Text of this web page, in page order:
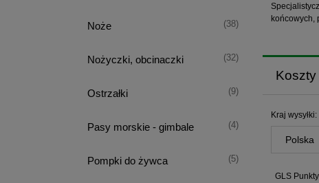
Noże (38)
Nożyczki, obcinaczki (32)
Ostrzałki (9)
Pasy morskie - gimbale (4)
Pompki do żywca (5)
końcowych,
Kraj wysyłki:
GLS